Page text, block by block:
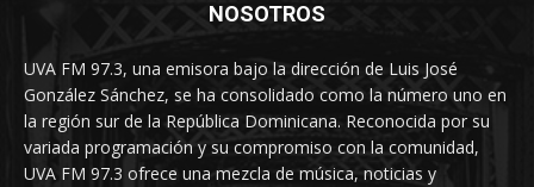
NOSOTROS
UVA FM 97.3, una emisora bajo la dirección de Luis José
González Sánchez, se ha consolidado como la número uno en
la región sur de la República Dominicana. Reconocida por su
variada programación y su compromiso con la comunidad,
UVA FM 97.3 ofrece una mezcla de música, noticias y